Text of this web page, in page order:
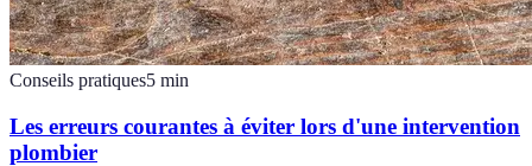
Conseils pratiques5 min
Les erreurs courantes à éviter lors d'une intervention
plombier